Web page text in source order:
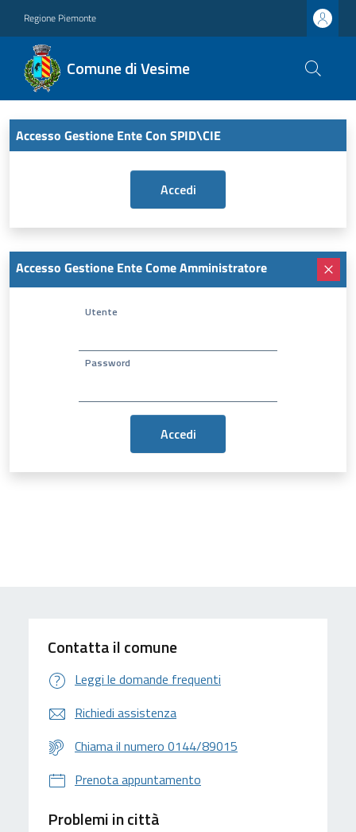
Regione Piemonte
Comune di Vesime
Accesso Gestione Ente Con SPID\CIE
Accesso Gestione Ente Come Amministratore
Utente
Password
Contatta il comune
Leggi le domande frequenti
Richiedi assistenza
Chiama il numero 0144/89015
Prenota appuntamento
Problemi in città